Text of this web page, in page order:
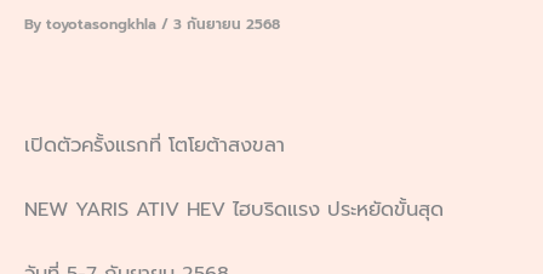
By toyotasongkhla / 3 กันยายน 2568
เปิดตัวครั้งแรกที่ โตโยต้าสงขลา
NEW YARIS ATIV HEV ไฮบริดแรง ประหยัดขั้นสุด